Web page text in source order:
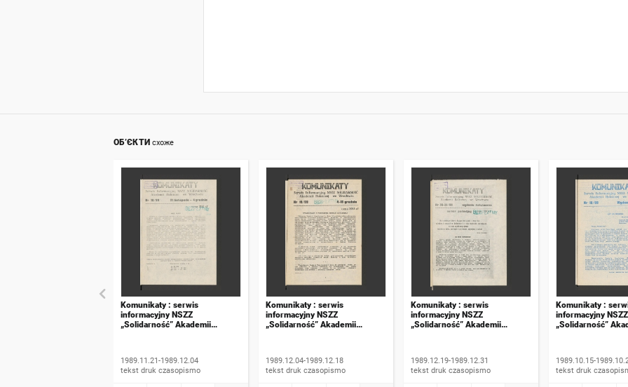
ОБ’ЄКТИ схоже
Komunikaty : serwis
informacyjny NSZZ
„Solidarność” Akademii
1989.11.21-1989.12.04
tekst druk czasopismo
Komunikaty : serwis
informacyjny NSZZ
„Solidarność” Akademii
1989.12.04-1989.12.18
tekst druk czasopismo
Komunikaty : serwis
informacyjny NSZZ
„Solidarność” Akademii
1989.12.19-1989.12.31
tekst druk czasopismo
Komunikaty :
informacyjny NSZZ
„Solidarność”
1989.10.15-
tekst druk